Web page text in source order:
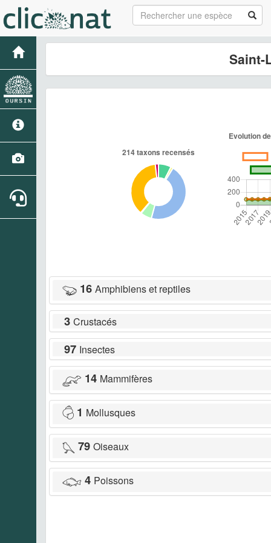
Saint-
16 Amphibiens et reptiles
3 Crustacés
97 Insectes
14 Mammifères
1 Mollusques
79 Oiseaux
4 Poissons